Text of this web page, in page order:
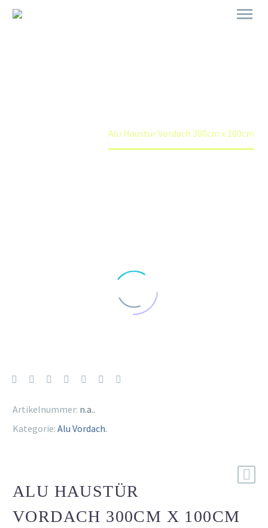
Alu Haustür Vordach 300cm x 100cm
Artikelnummer: n.a..
Kategorie: Alu Vordach.
ALU HAUSTÜR
VORDACH 300CM X 100CM